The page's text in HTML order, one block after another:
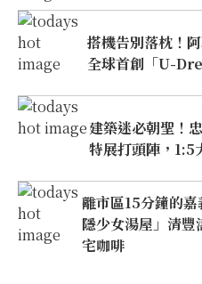
搭機告別落枕！
全球首創「U-
建築迷必朝聖！
特展打頭陣，1:5
離市區15分鐘的
隱少女湯屋」清
宅咖啡